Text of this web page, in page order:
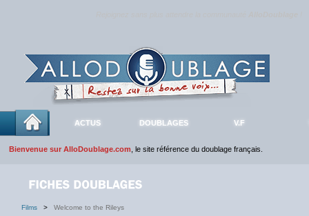
ACTUS DOUBLAGES V.F
Bienvenue sur AlloDoublage.com , le site référence du doublage français.
Films > Welcome to the Rileys